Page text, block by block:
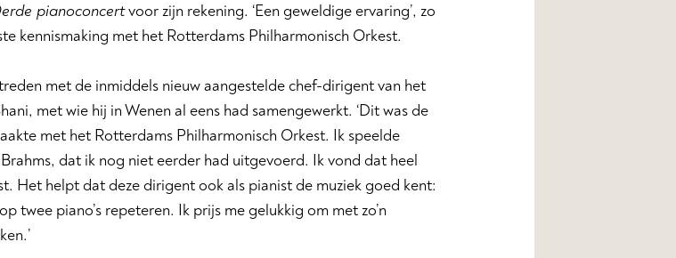
pianoconcertvoor zijn rekening. ‘Een geweldige ervaring’, zo
kennismaking met het Rotterdams Philharmonisch Orkest.
met de inmiddels nieuw aangestelde chef-dirigent van het
met wie hij in Wenen al eens had samengewerkt. ‘Dit was de
met het Rotterdams Philharmonisch Orkest. Ik speelde
dat ik nog niet eerder had uitgevoerd. Ik vond dat heel
Het helpt dat deze dirigent ook als pianist de muziek goed kent:
twee piano’s repeteren. Ik prijs me gelukkig om met zo’n